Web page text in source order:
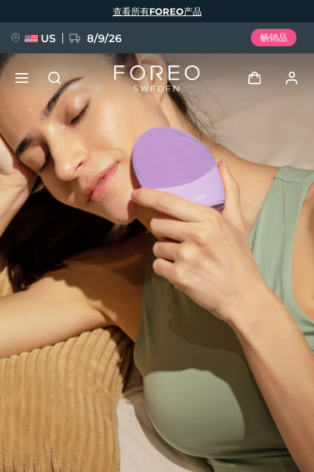
查看所有FOREO产品
US 8/9/26 畅销品
用户信息
我的设备
我的订单
我的地址
我的订阅
新品
FAQ™ Pure Beauty-Tech Elixir
BREAKING NEWS
issa™ Teeth Whitening Set
FAQ™ Dual LED Panel
热门产品
语言
English Deutsch
Español
Français
Italiano
Português
Svenska
Русский
Türkçe
简体中文 繁體中文
发货国家
美国 预计送达日期
英国 预计送达日期
西班牙 ৮/৮/২৬
澳大利亚 预计送达日期১১/৮/২৬